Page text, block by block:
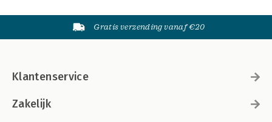
Gratis verzending vanaf €20
Klantenservice
Zakelijk